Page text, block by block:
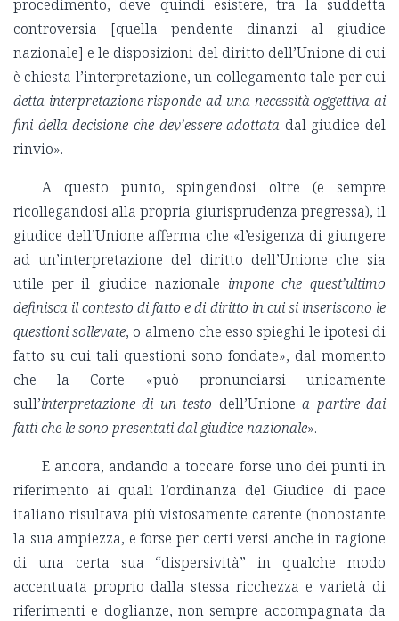
procedimento, deve quindi esistere, tra la suddetta
controversia [quella pendente dinanzi al giudice
nazionale] e le disposizioni del diritto dell’Unione di cui
è chiesta l’interpretazione, un collegamento tale per cui
detta interpretazione risponde ad una necessità oggettiva ai
fini della decisione che dev’essere adottata dal giudice del
rinvio».
A questo punto, spingendosi oltre (e sempre
ricollegandosi alla propria giurisprudenza pregressa), il
giudice dell’Unione afferma che «l’esigenza di giungere
ad un’interpretazione del diritto dell’Unione che sia
utile per il giudice nazionale impone che quest’ultimo
definisca il contesto di fatto e di diritto in cui si inseriscono le
questioni sollevate, o almeno che esso spieghi le ipotesi di
fatto su cui tali questioni sono fondate», dal momento
che la Corte «può pronunciarsi unicamente
sull’interpretazione di un testo dell’Unione a partire dai
fatti che le sono presentati dal giudice nazionale».
E ancora, andando a toccare forse uno dei punti in
riferimento ai quali l’ordinanza del Giudice di pace
italiano risultava più vistosamente carente (nonostante
la sua ampiezza, e forse per certi versi anche in ragione
di una certa sua “dispersività” in qualche modo
accentuata proprio dalla stessa ricchezza e varietà di
riferimenti e doglianze, non sempre accompagnata da